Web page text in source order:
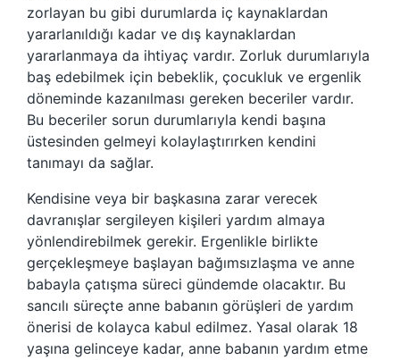
zorlayan bu gibi durumlarda iç kaynaklardan
yararlanıldığı kadar ve dış kaynaklardan
yararlanmaya da ihtiyaç vardır. Zorluk durumlarıyla
baş edebilmek için bebeklik, çocukluk ve ergenlik
döneminde kazanılması gereken beceriler vardır.
Bu beceriler sorun durumlarıyla kendi başına
üstesinden gelmeyi kolaylaştırırken kendini
tanımayı da sağlar.
Kendisine veya bir başkasına zarar verecek
davranışlar sergileyen kişileri yardım almaya
yönlendirebilmek gerekir. Ergenlikle birlikte
gerçekleşmeye başlayan bağımsızlaşma ve anne
babayla çatışma süreci gündemde olacaktır. Bu
sancılı süreçte anne babanın görüşleri de yardım
önerisi de kolayca kabul edilmez. Yasal olarak 18
yaşına gelinceye kadar, anne babanın yardım etme